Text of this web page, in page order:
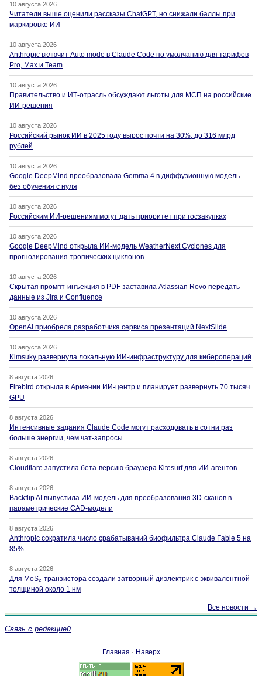
10 августа 2026
Читатели выше оценили рассказы ChatGPT, но снижали баллы при
маркировке ИИ
10 августа 2026
Anthropic включит Auto mode в Claude Code по умолчанию для тарифов
Pro, Max и Team
10 августа 2026
Правительство и ИТ-отрасль обсуждают льготы для МСП на российские
ИИ-решения
10 августа 2026
Российский рынок ИИ в 2025 году вырос почти на 30%, до 316 млрд
рублей
10 августа 2026
Google DeepMind преобразовала Gemma 4 в диффузионную модель
без обучения с нуля
10 августа 2026
Российским ИИ-решениям могут дать приоритет при госзакупках
10 августа 2026
Google DeepMind открыла ИИ-модель WeatherNext Cyclones для
прогнозирования тропических циклонов
10 августа 2026
Скрытая промпт-инъекция в PDF заставила Atlassian Rovo передать
данные из Jira и Confluence
10 августа 2026
OpenAI приобрела разработчика сервиса презентаций NextSlide
10 августа 2026
Kimsuky развернула локальную ИИ-инфраструктуру для киберопераций
8 августа 2026
Firebird открыла в Армении ИИ-центр и планирует развернуть 70 тысяч
GPU
8 августа 2026
Интенсивные задания Claude Code могут расходовать в сотни раз
больше энергии, чем чат-запросы
8 августа 2026
Cloudflare запустила бета-версию браузера Kitesurf для ИИ-агентов
8 августа 2026
Backflip AI выпустила ИИ-модель для преобразования 3D-сканов в
параметрические CAD-модели
8 августа 2026
Anthropic сократила число срабатываний биофильтра Claude Fable 5 на
85%
8 августа 2026
Для MoS₂-транзистора создали затворный диэлектрик с эквивалентной
толщиной около 1 нм
Все новости →
Связь с редакцией
Главная · Наверх